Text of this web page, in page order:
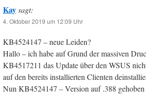
Kaysagt:
4. Oktober 2019 um 12:09 Uhr
KB4524147 – neue Leiden?
Hallo – ich habe auf Grund der massiven
KB4517211 das Update über den WSUS
auf den bereits installierten Clienten
Nun KB4524147 – Version auf .388